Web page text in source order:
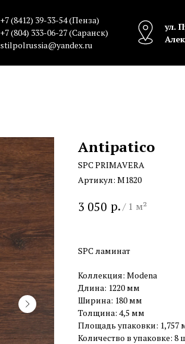
+7 (8412) 39-33-54(Пенза)
+7 (804) 333-06-27(Саранск)
stilpolrussia@yandex.ru
ул.
Antipatico
SPC PRIMAVERA
Артикул: M1820
3 050 р./ 1 м²
SPC ламинат
Коллекция: Modena
Длина: 1220 мм
Ширина: 180 мм
Толщина: 4,5 мм
Площадь упаковки: 1,757
Количество в упаковке: 8